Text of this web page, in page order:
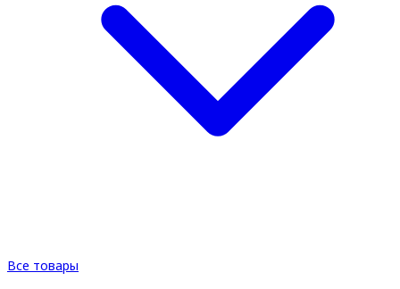
Все товары